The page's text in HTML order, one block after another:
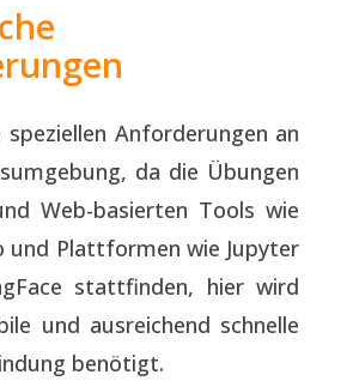
speziellen Anforderungen an
da die Übungen
Web-basierten Tools wie
und Plattformen wie Jupyter
stattfinden, hier wird
und ausreichend schnelle
benötigt.